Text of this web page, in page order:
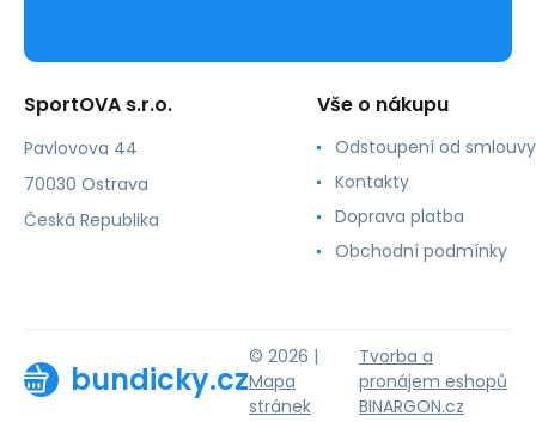
SportOVA s.r.o.
Pavlovova 44
70030 Ostrava
Česká Republika
Vše o nákupu
Odstoupení od smlouvy
Kontakty
Doprava platba
Obchodní podmínky
bundicky.cz
© 2026 |
Mapa
stránek
Tvorba a
pronájem eshopů
BINARGON.cz